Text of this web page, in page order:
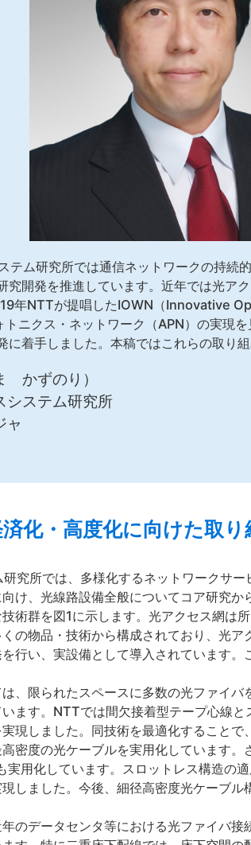
テム研究所では通信ネットワークの持続
究開発を推進しています。近年では光ア
年NTTが提唱したIOWN（Innovative
トニクス・ネットワーク（APN）の実現
に着手しました。本稿ではこれらの取り組
かずのり）
システム研究所
ャ
化・高度化に向けた取り
究所では、多様化するネットワークサ
け、光線路設備全般についてコア研究か
術群を図1に示します。光アクセス網は
の物品・技術から構成されており、光
行い、実設備として導入されています
、限られたスペースに多数の光ファイ
ます。NTTでは間欠接着型テープ心線
現しました。同技術を最適化すること
密度の光ケーブルを実用化しています。
実用化しています。スロットレス構造の
しました。今後、細径高密度光ケーブ
のデータセンタ等における光ファイバ